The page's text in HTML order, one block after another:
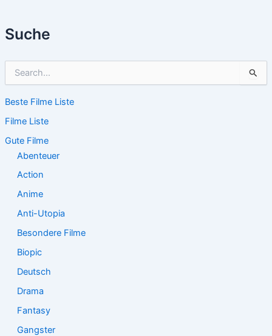
Suche
h
n
n
Beste Filme Liste
Filme Liste
Gute Filme
Abenteuer
Action
Anime
Anti-Utopia
Besondere Filme
Biopic
Deutsch
Drama
Fantasy
Gangster